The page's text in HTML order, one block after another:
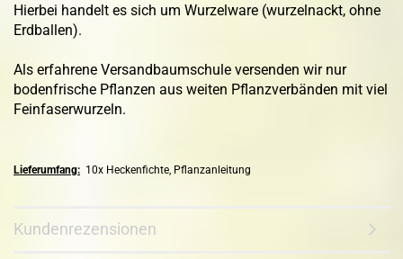
Hierbei handelt es sich um Wurzelware (wurzelnackt, ohne
Erdballen).
Als erfahrene Versandbaumschule versenden wir nur
bodenfrische Pflanzen aus weiten Pflanzverbänden mit viel
Feinfaserwurzeln.
Lieferumfang: 10x Heckenfichte, Pflanzanleitung
Kundenrezensionen